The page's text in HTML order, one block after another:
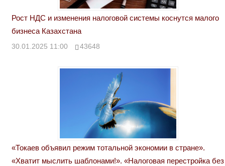
Рост НДС и изменения налоговой системы коснутся малого
бизнеса Казахстана
30.01.2025 11:00 43648
«Токаев объявил режим тотальной экономии в стране».
«Хватит мыслить шаблонами!». «Налоговая перестройка без